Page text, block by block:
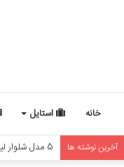
خانه استایل
آخرین نوشته ها چه ارتباطی